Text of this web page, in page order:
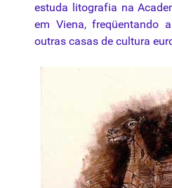
estuda litografia na
em Viena, freqüentando
outras casas de cultura